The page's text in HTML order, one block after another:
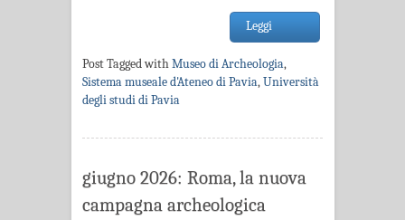
Leggi
Post Tagged withMuseo di Archeologia,
Sistema museale d'Ateneo di Pavia,Università
degli studi di Pavia
giugno 2026: Roma, la nuova
campagna archeologica